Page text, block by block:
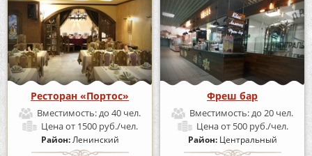
Ресторан «Портос»
Вместимость:до 40 чел.
Ценаот 1500 руб./чел.
Район:Ленинский
Фреш бар
Вместимость:до 20 чел.
Ценаот 500 руб./чел.
Район: Центральный